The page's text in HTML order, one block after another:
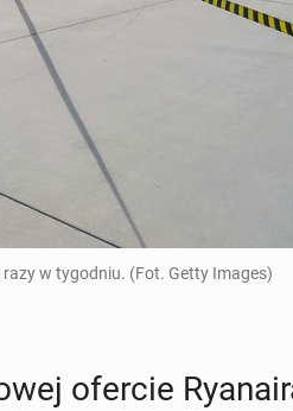
w tygodniu. (Fot. Getty Images)
ofercie